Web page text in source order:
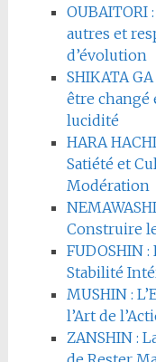
OUBAITORI
autres et
d’évolution
SHIKATA
être changé
lucidité
HARA
Satiété et
Modération
Construire
FUDOSHIN
Stabilité
MUSHIN :
l’Art de
ZANSHIN :